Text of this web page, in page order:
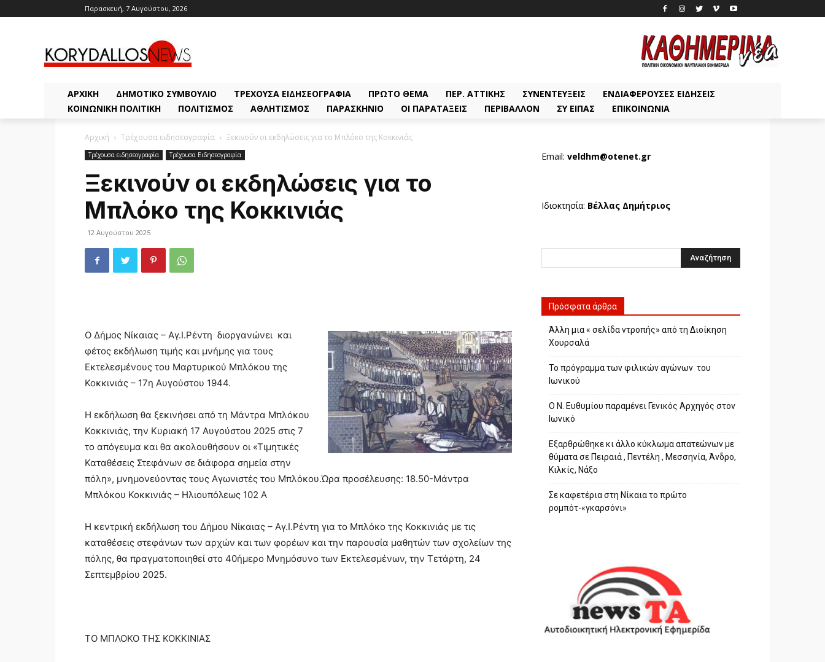
Παρασκευή, 7 Αυγούστου, 2026
ΑΡΧΙΚΗ ΔΗΜΟΤΙΚΌ ΣΥΜΒΟΎΛΙΟ ΤΡΈΧΟΥΣΑ ΕΙΔΗΣΕΟΓΡΑΦΊΑ ΠΡΏΤΟ ΘΈΜΑ ΠΕΡ. ΑΤΤΙΚΉΣ ΣΥΝΕΝΤΕΎΞΕΙΣ
ΕΝΔΙΑΦΈΡΟΥΣΕΣ ΕΙΔΉΣΕΙΣ
ΚΟΙΝΩΝΙΚΉ ΠΟΛΙΤΙΚΉ
ΠΟΛΙΤΙΣΜΌΣ ΑΘΛΗΤΙΣΜΌΣ ΠΑΡΑΣΚΉΝΙΟ ΟΙ ΠΑΡΑΤΆΞΕΙΣ ΠΕΡΙΒΆΛΛΟΝ ΣΥ ΕΊΠΑΣ ΕΠΙΚΟΙΝΩΝΊΑ
Αρχική Τρέχουσα ειδησεογραφία Ξεκινούν οι εκδηλώσεις για το Μπλόκο της Κοκκινιάς
Τρέχουσα ειδησεογραφία Τρέχουσα Ειδησεογραφία
Ξεκινούν οι εκδηλώσεις για το
Μπλόκο της Κοκκινιάς
12 Αυγούστου 2025
Ο Δήμος Νίκαιας – Αγ.Ι.Ρέντη διοργανώνει και
φέτος εκδήλωση τιμής και μνήμης για τους
Εκτελεσμένους του Μαρτυρικού Μπλόκου της
Κοκκινιάς – 17η Αυγούστου 1944.
Η εκδήλωση θα ξεκινήσει από τη Μάντρα Μπλόκου
Κοκκινιάς, την Κυριακή 17 Αυγούστου 2025 στις 7
το απόγευμα και θα ακολουθήσουν οι «Τιμητικές
Καταθέσεις Στεφάνων σε διάφορα σημεία στην
πόλη», μνημονεύοντας τους Αγωνιστές του Μπλόκου.Ώρα προσέλευσης: 18.50-Μάντρα
Μπλόκου Κοκκινιάς – Ηλιουπόλεως 102 Α
Η κεντρική εκδήλωση του Δήμου Νίκαιας – Αγ.Ι.Ρέντη για το Μπλόκο της Κοκκινιάς με τις
καταθέσεις στεφάνων των αρχών και των φορέων και την παρουσία μαθητών των σχολείων της
πόλης, θα πραγματοποιηθεί στο 40ήμερο Μνημόσυνο των Εκτελεσμένων, την Τετάρτη, 24
Σεπτεμβρίου 2025.
ΤΟ ΜΠΛΟΚΟ ΤΗΣ ΚΟΚΚΙΝΙΑΣ
Email: veldhm@otenet.gr
Ιδιοκτησία: Βέλλας Δημήτριος
Πρόσφατα άρθρα
Άλλη μια « σελίδα ντροπής» από τη Διοίκηση
Χουρσαλά
Το πρόγραμμα των φιλικών αγώνων του
Ιωνικού
Ο Ν. Ευθυμίου παραμένει Γενικός Αρχηγός στον
Ιωνικό
Εξαρθρώθηκε κι άλλο κύκλωμα απατεώνων με
θύματα σε Πειραιά , Πεντέλη , Μεσσηνία, Άνδρο,
Κιλκίς, Νάξο
Σε καφετέρια στη Νίκαια το πρώτο
ρομπότ-«γκαρσόνι»